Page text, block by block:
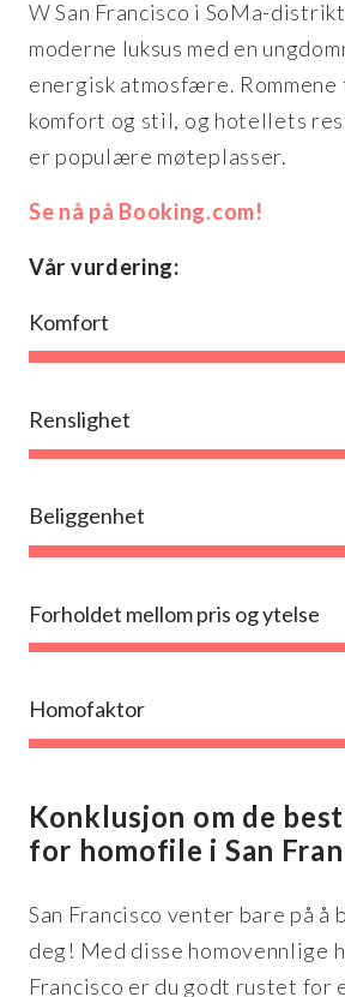
W San Francisco i SoMa-
moderne luksus med en
energisk atmosfære. Rommene
komfort og stil, og hotellets
er populære møteplasser.
Se nå på Booking.com!
Vår vurdering:
Komfort
Renslighet
Beliggenhet
Forholdet mellom pris og ytelse
Homofaktor
Konklusjon om de
for homofile i San
San Francisco venter bare på å
deg! Med disse homovennlige
Francisco er du godt rustet for